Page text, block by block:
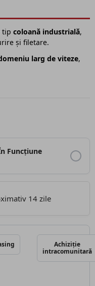
tip coloană industrială,
și filetare.
larg de viteze,
Funcțiune
14 zile
Achiziție
intracomunitară